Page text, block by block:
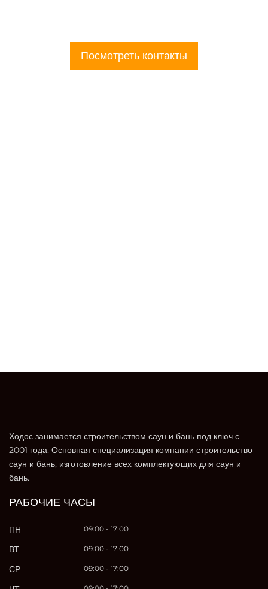
Посмотреть контакты
Ходос занимается строительством саун и бань под ключ с
2001 года. Основная специализация компании строительство
саун и бань, изготовление всех комплектующих для саун и
бань.
РАБОЧИЕ ЧАСЫ
ПН 09:00 - 17:00
ВТ 09:00 - 17:00
СР 09:00 - 17:00